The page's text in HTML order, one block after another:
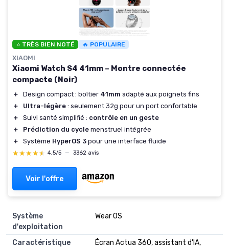
⭐ TRÈS BIEN NOTÉ 🔥 POPULAIRE
XIAOMI
Xiaomi Watch S4 41mm – Montre connectée
compacte (Noir)
＋ Design compact : boîtier 41mm adapté aux poignets fins
＋
Ultra-légère : seulement 32g pour un port confortable
＋
Suivi santé simplifié : contrôle en un geste
＋
Prédiction du cycle menstruel intégrée
＋
Système HyperOS 3 pour une interface fluide
★★★★★
★★★★★ 4,5/5 — 3362 avis
Voir l'offre
Système
d'exploitation
Wear OS
Caractéristique
Écran Actua 360, assistant d'IA,